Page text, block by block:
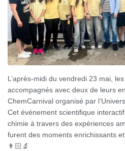
L’après-midi du vendredi 23 mai,
accompagnés avec deux de leurs
ChemCarnival organisé par
Cet événement scientifique
chimie à travers des expériences
furent des moments enrichissants
👨🏻‍🔬